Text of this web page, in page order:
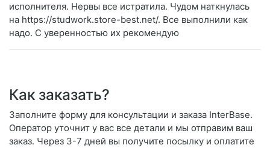
исполнителя. Нервы все истратила. Чудом наткнулась
на https://studwork.store-best.net/. Все выполнили как
надо. С уверенностью их рекомендую
Как заказать?
Заполните форму для консультации и заказа InterBase.
Оператор уточнит у вас все детали и мы отправим ваш
заказ. Через 3-7 дней вы получите посылку и оплатите